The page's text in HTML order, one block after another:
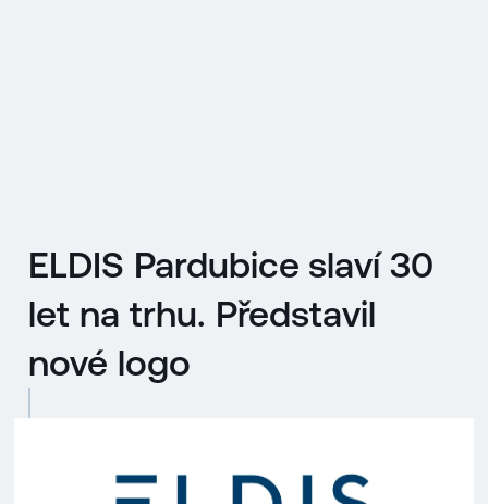
ELDIS Pardubice slaví 30
let na trhu. Představil
nové logo